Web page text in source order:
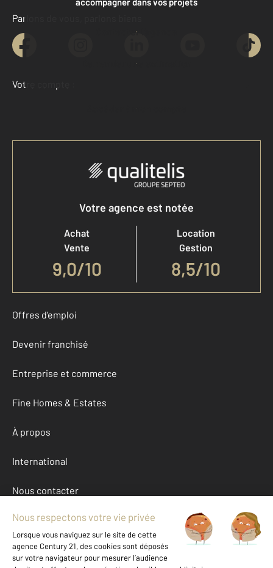
Contacter l'agence
Demander une estimation
Parlons de vous, parlons biens
Votre compte :
Accéder à mon compte
Votre agence est notée
Achat
Vente
9,0/10
Location
Gestion
8,5/10
Offres d'emploi
Devenir franchisé
Entreprise et commerce
Fine Homes & Estates
À propos
International
Nous contacter
Mentions légales & CGU et Barèmes d'honoraires
Données personnelles